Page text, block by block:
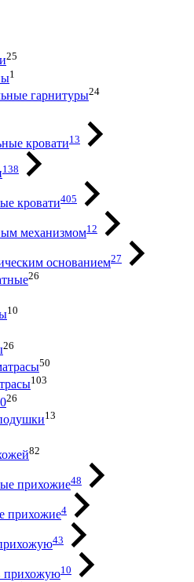
25
1
гарнитуры24
кровати13
138
кровати405
механизмом12
основанием27
26
10
26
50
103
26
13
82
прихожие48
прихожие4
43
прихожую10